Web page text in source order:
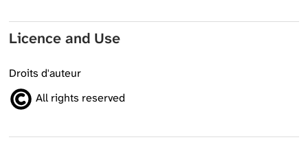
Licence and Use
Droits d'auteur
All rights reserved